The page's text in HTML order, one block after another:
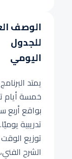
الوصف
للجدول
اليومي
يمتد
خمسة أيام
بواقع أربع
تدريبية
توزيع
الشرح الفني،